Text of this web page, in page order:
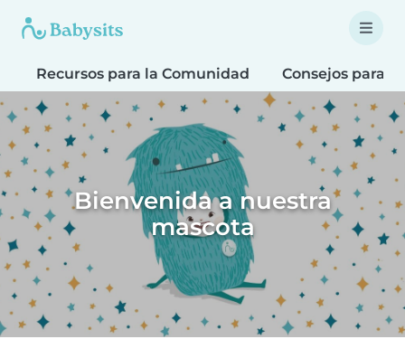
Recursos para la Comunidad Consejos para
Bienvenida a nuestra
mascota